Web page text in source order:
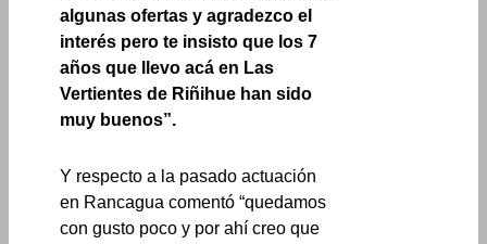
algunas ofertas y agradezco el
interés pero te insisto que los 7
años que llevo acá en Las
Vertientes de Riñihue han sido
muy buenos”.
Y respecto a la pasado actuación
en Rancagua comentó “quedamos
con gusto poco y por ahí creo que